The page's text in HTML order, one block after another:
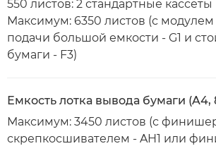
550 листов: 2 стандартные кассеты
Максимум: 6350 листов (с модулем
подачи большой емкости - G1 и
бумаги - F3)
Емкость лотка вывода бумаги (A4,
Максимум: 3450 листов (с
скрепкосшивателем - AH1 или